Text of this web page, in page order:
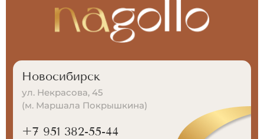
Новосибирск
ул. Некрасова, 45
(м. Маршала Покрышкина)
+7 951 382-55-44